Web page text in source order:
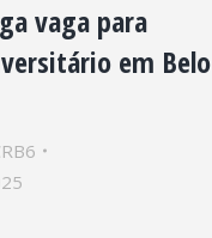
vaga para
em Belo